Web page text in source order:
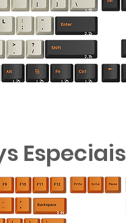
Especiais